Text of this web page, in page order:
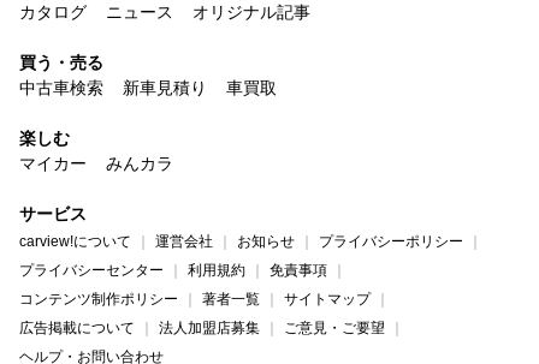
カタログ
ニュース オリジナル記事
買う・売る
中古車検索
新車見積り 車買取
楽しむ
マイカー
みんカラ
サービス
carview!について 運営会社 お知らせ
プライバシーポリシー
プライバシーセンター
利用規約
免責事項
コンテンツ制作ポリシー
著者一覧
サイトマップ
広告掲載について
法人加盟店募集
ご意見・ご要望
ヘルプ・お問い合わせ